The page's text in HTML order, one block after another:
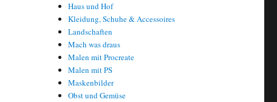
Haus und Hof
Kleidung, Schuhe & Accessoires
Landschaften
Mach was draus
Malen mit Procreate
Malen mit PS
Maskenbilder
Obst und Gemüse